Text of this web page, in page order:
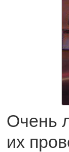
Очень
их